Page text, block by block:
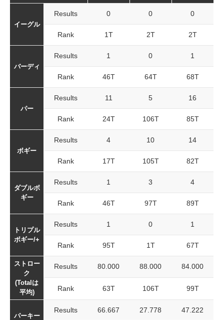
イーグル
Results 0 0 0
Rank 1T 2T 2T
バーディ
Results 1 0 1
Rank 46T 64T 68T
パー
Results 11 5 16
Rank 24T 106T 85T
ボギー
Results 4 10 14
Rank 17T 105T 82T
ダブルボ
ギー
Results 1 3 4
Rank 46T 97T 89T
トリプル
ボギー/+
Results 1 0 1
Rank 95T 1T 67T
ストロー
ク
(Totalは
平均)
Results 80.000 88.000 84.000
Rank 63T 106T 99T
パーキー
Results 66.667 27.778 47.222